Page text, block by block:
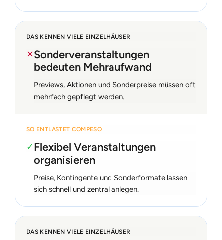
DAS KENNEN VIELE EINZELHÄUSER
✕Sonderveranstaltungen
bedeuten Mehraufwand
Previews, Aktionen und Sonderpreise müssen oft
mehrfach gepflegt werden.
SO ENTLASTET COMPESO
✓Flexibel Veranstaltungen
organisieren
Preise, Kontingente und Sonderformate lassen
sich schnell und zentral anlegen.
DAS KENNEN VIELE EINZELHÄUSER